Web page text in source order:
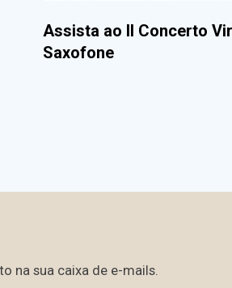
Assista ao II Concerto
Saxofone
na sua caixa de e-mails.